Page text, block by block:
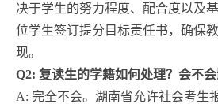
决于学生的努力程度、配合度以及
位学生签订提分目标责任书，确保
现。
Q2: 复读生的学籍如何处理？会不会
A: 完全不会。湖南省允许社会考生